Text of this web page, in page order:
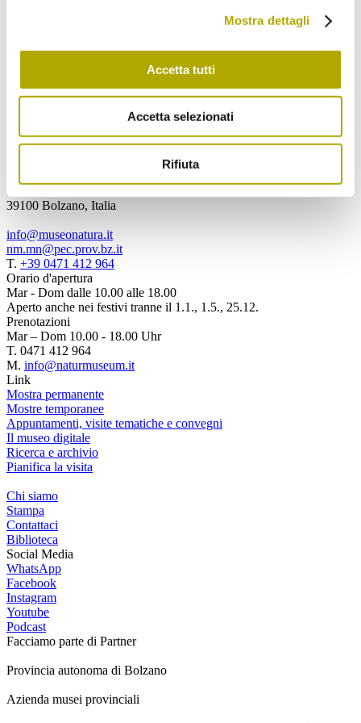
Mostra dettagli
Accetta tutti
Accetta selezionati
Rifiuta
l’informativa
personali.
Spedisci
via Bottai 1
39100 Bolzano, Italia
info@museonatura.it
nm.mn@pec.prov.bz.it
T. +39 0471 412 964
Orario d'apertura
Mar - Dom dalle 10.00 alle 18.00
Aperto anche nei festivi tranne il 1.1., 1.5., 25.12.
Prenotazioni
Mar – Dom 10.00 - 18.00 Uhr
T. 0471 412 964
M. info@naturmuseum.it
Link
Mostra permanente
Mostre temporanee
Appuntamenti, visite tematiche e convegni
Il museo digitale
Ricerca e archivio
Pianifica la visita
Chi siamo
Stampa
Contattaci
Biblioteca
Social Media
WhatsApp
Facebook
Instagram
Youtube
Podcast
Facciamo parte di Partner
Provincia autonoma di Bolzano
Azienda musei provinciali